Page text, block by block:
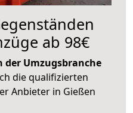
ab 98€
der Umzugsbranche
die qualifizierten
Anbieter in Gießen